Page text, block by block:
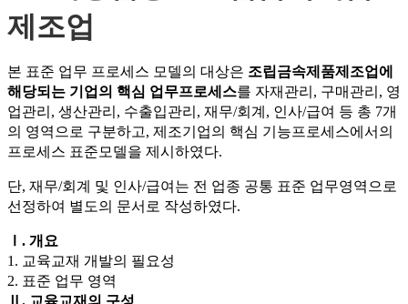
제조업
본 표준 업무 프로세스 모델의 대상은 조립금속제품제조업 에
해당되는 기업의 핵심 업무프로세스를 자재관리, 구매관리, 영
업관리, 생산관리, 수출입관리, 재무/회계, 인사/급여 등 총 7개
의 영역으로 구분하고, 제조기업의 핵심 기능프로세스에서의
프로세스 표준모델을 제시하였다.
단, 재무/회계 및 인사/급여는 전 업종 공통 표준 업무영역으로
선정하여 별도의 문서로 작성하였다.
Ⅰ. 개요
1. 교육교재 개발의 필요성
2. 표준 업무 영역
Ⅱ. 교육교재의 구성